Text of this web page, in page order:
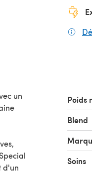
un
d'un
Poids
Blend
Soins